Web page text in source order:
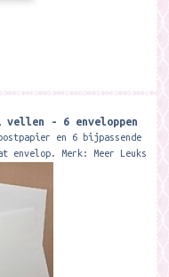
- 6 enveloppen
en 6 bijpassende
envelop. Merk: Meer Leuks